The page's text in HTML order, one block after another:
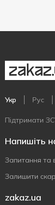
Укр Рус
Підтримати
Напишіть
Запитання та
Залишити
zakaz.ua